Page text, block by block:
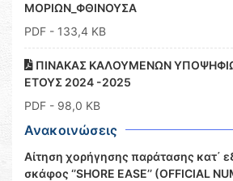
ΜΟΡΙΩΝ_ΦΘΙΝΟΥΣΑ
PDF - 133,4 KB
ΠΙΝΑΚΑΣ ΚΑΛΟΥΜΕΝΩΝ
ΕΤΟΥΣ 2024 -2025
PDF - 98,0 KB
Ανακοινώσεις
Αίτηση χορήγησης παράτασης κατ΄
σκάφος ‘’SHORE EASE’’ (OFFICIAL